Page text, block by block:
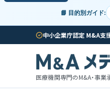
📘 目的別ガイド:
中小企業庁認定 M&A支
医療機関専門のM&A・事業